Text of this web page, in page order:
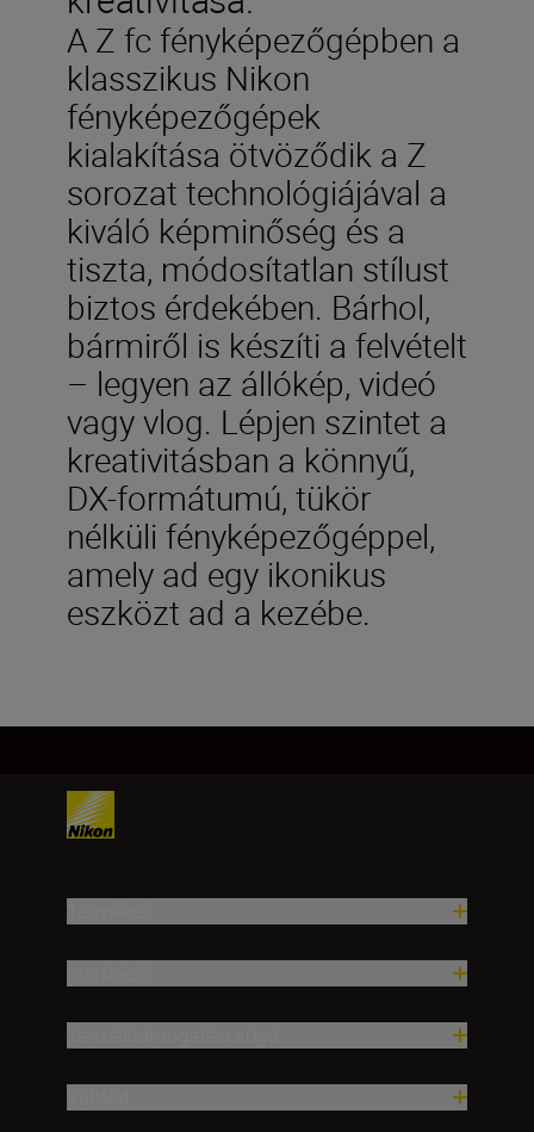
A Z fc fényképezőgépben a
klasszikus Nikon
fényképezőgépek
kialakítása ötvöződik a Z
sorozat technológiájával a
kiváló képminőség és a
tiszta, módosítatlan stílust
biztos érdekében. Bárhol,
bármiről is készíti a felvételt
– legyen az állókép, videó
vagy vlog. Lépjen szintet a
kreativitásban a könnyű,
DX-formátumú, tükör
nélküli fényképezőgéppel,
amely ad egy ikonikus
eszközt ad a kezébe.